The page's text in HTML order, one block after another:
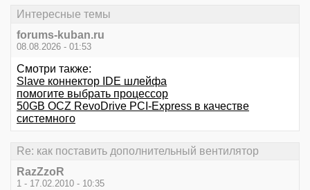
Интересные темы
forums-kuban.ru
08.08.2026 - 01:53
Смотри также:
Slave коннектор IDE шлейфа
помогите выбрать процессор
50GB OCZ RevoDrive PCI-Express в качестве
системного
Re: как поставить дополнительный вентилятор
RazZzoR
1 - 17.02.2010 - 10:35